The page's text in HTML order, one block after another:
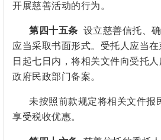
开展慈善活动的行为。
第四十五条 设立慈善信托、
应当采取书面形式。受托人应当
日起七日内，将相关文件向受托
政府民政部门备案。
未按照前款规定将相关文件报
享受税收优惠。